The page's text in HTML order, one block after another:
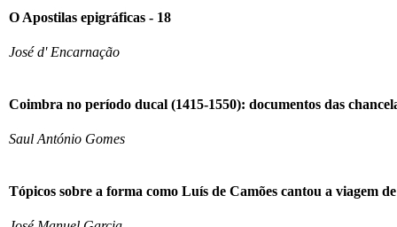
O Apostilas epigráficas - 18
José d' Encarnação
Coimbra no período ducal (1415-1550): documentos das
Saul António Gomes
Tópicos sobre a forma como Luís de Camões cantou a viagem